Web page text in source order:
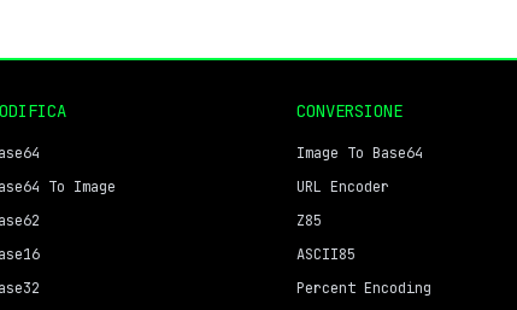
To Image
CONVERSIONE
Image To Base64
URL Encoder
Z85
ASCII85
Percent Encoding